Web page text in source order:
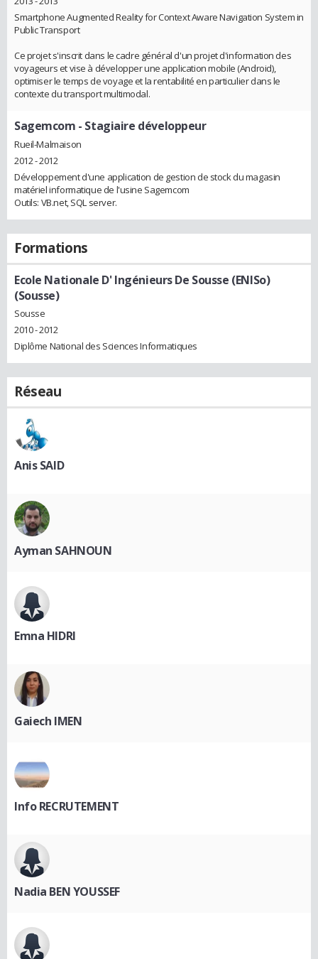
Smartphone Augmented Reality for Context Aware Navigation System in
Public Transport
Ce projet s'inscrit dans le cadre général d'un projet d'information des
voyageurs et vise à développer une application mobile (Android),
optimiser le temps de voyage et la rentabilité en particulier dans le
contexte du transport multimodal.
Sagemcom - Stagiaire développeur
Rueil-Malmaison
2012 - 2012
Développement d'une application de gestion de stock du magasin
matériel informatique de l'usine Sagemcom
Outils: VB.net, SQL server.
Formations
Ecole Nationale D' Ingénieurs De Sousse (ENISo)
(Sousse)
Sousse
2010 - 2012
Diplôme National des Sciences Informatiques
Réseau
Anis SAID
Ayman SAHNOUN
Emna HIDRI
Gaiech IMEN
Info RECRUTEMENT
Nadia BEN YOUSSEF